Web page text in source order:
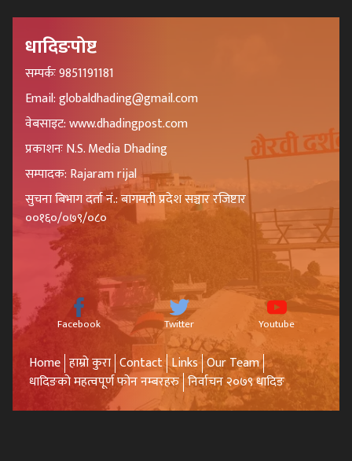
धादिङपोष्ट
सम्पर्कः 9851191181
Email: globaldhading@gmail.com
वेबसाइट: www.dhadingpost.com
प्रकाशनः N.S. Media Dhading
सम्पादक: Rajaram rijal
सुचना बिभाग दर्ता नं.: बागमती प्रदेश सञ्चार रजिष्टार
००१६०/०७९/०८०
Facebook Twitter Youtube
Home हाम्रो कुरा Contact Links Our Team
धादिङको महत्वपूर्ण फोन नम्बरहरु निर्वाचन २०७९ धादिङ